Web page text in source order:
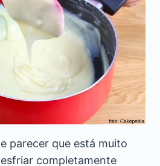
parecer que está muito
completamente